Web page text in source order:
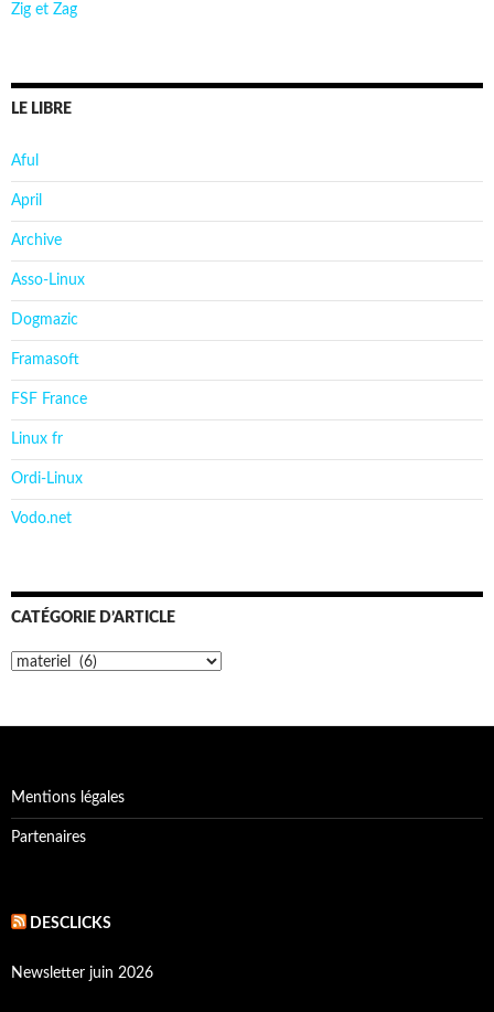
Zig et Zag
LE LIBRE
Aful
April
Archive
Asso-Linux
Dogmazic
Framasoft
FSF France
Linux fr
Ordi-Linux
Vodo.net
CATÉGORIE D’ARTICLE
Catégorie
Mentions légales
Partenaires
DESCLICKS
Newsletter juin 2026